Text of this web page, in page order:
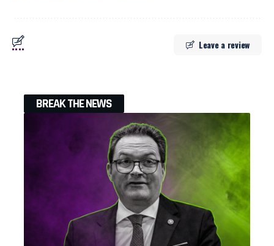
Leave a review
BREAK THE NEWS